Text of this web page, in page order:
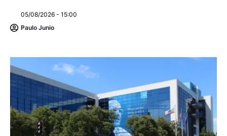
05/08/2026 - 15:00
Paulo Junio